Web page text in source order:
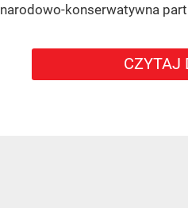
narodowo-konserwatywna
CZYTAJ